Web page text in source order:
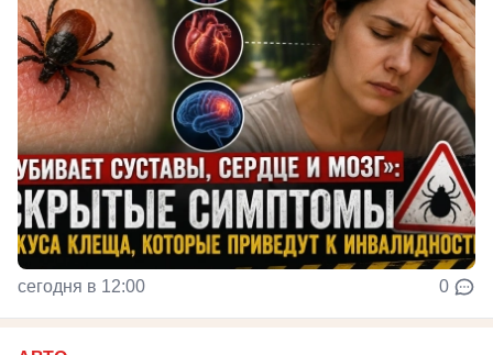
сегодня в 12:00 0